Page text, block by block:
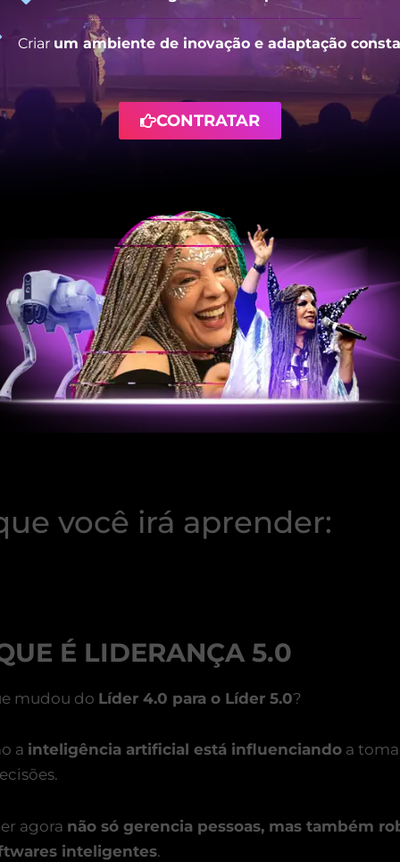
Criar um ambiente de inovação e adaptação
CONTRATAR
você irá aprender:
É LIDERANÇA 5.0
mudou do Líder 4.0 para o Líder 5.0?
a inteligência artificial está influenciando a
agora não só gerencia pessoas, mas também
inteligentes.